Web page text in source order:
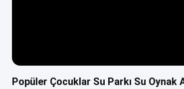
Popüler Çocuklar Su Parkı Su Oynak